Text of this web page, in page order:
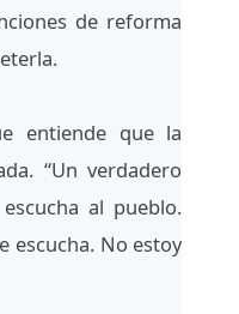
de reforma
entiende que la
“Un verdadero
al pueblo.
escucha. No estoy